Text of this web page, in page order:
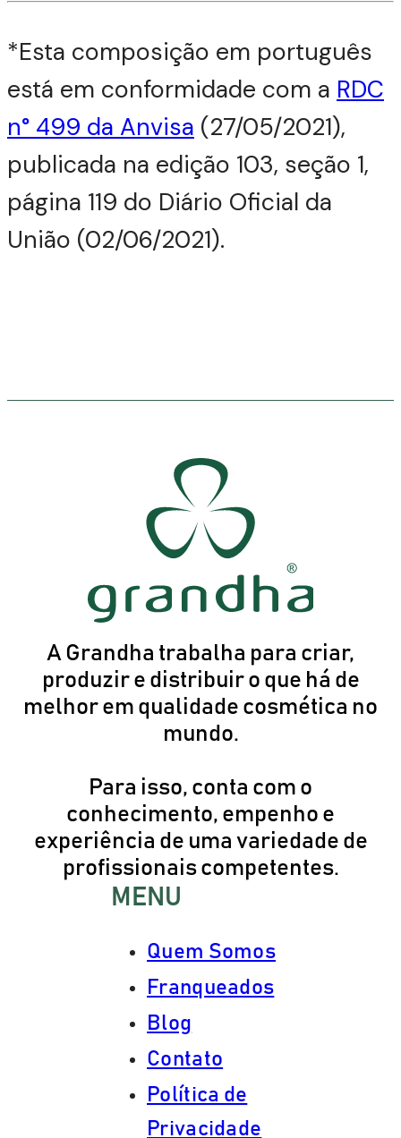
*Esta composição em português
está em conformidade com a RDC
n° 499 da Anvisa (27/05/2021),
publicada na edição 103, seção 1,
página 119 do Diário Oficial da
União (02/06/2021).
A Grandha trabalha para criar,
produzir e distribuir o que há de
melhor em qualidade cosmética no
mundo.
Para isso, conta com o
conhecimento, empenho e
experiência de uma variedade de
profissionais competentes.
MENU
Quem Somos
Franqueados
Blog
Contato
Política de
Privacidade